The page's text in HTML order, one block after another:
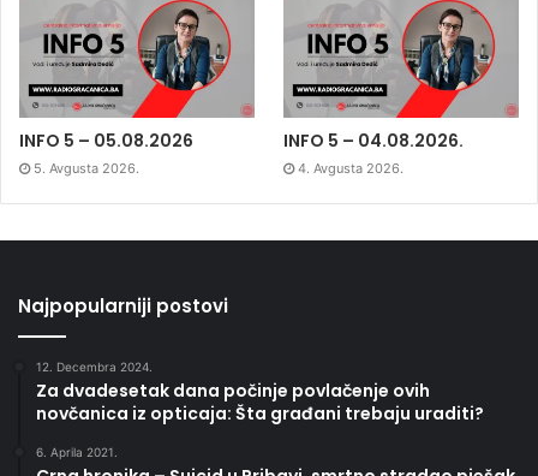
INFO 5 – 05.08.2026
5. Avgusta 2026.
INFO 5 – 04.08.2026.
4. Avgusta 2026.
Najpopularniji postovi
12. Decembra 2024.
Za dvadesetak dana počinje povlačenje ovih
novčanica iz opticaja: Šta građani trebaju uraditi?
6. Aprila 2021.